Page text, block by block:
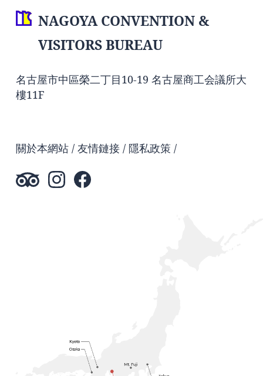
NAGOYA CONVENTION &
VISITORS BUREAU
名古屋市中區榮二丁目10-19 名古屋商工会議所大
樓11F
關於本網站 友情鏈接 隱私政策